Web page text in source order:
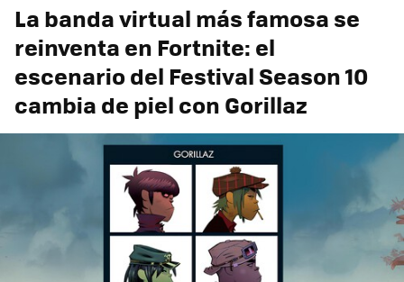
La banda virtual más famosa se
reinventa en Fortnite: el
escenario del Festival Season 10
cambia de piel con Gorillaz